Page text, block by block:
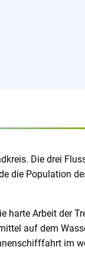
Die drei
die Population
harte Arbeit der
auf dem
im